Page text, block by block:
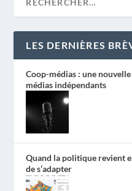
LES DERNIÈRES
Coop-médias : une
médias indépendants
Quand la politique revient
de s’adapter